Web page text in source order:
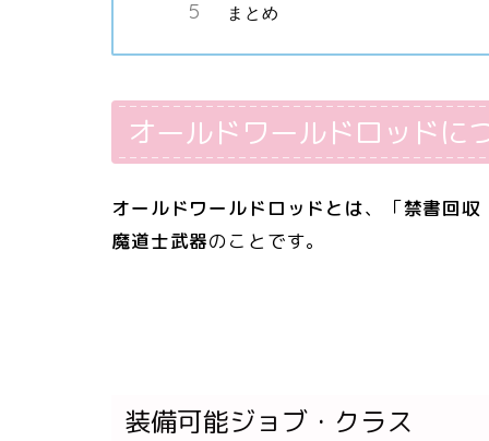
まとめ
オールドワールドロッドに
オールドワールドロッドとは、「禁書回収
魔道士武器のことです。
装備可能ジョブ・クラス